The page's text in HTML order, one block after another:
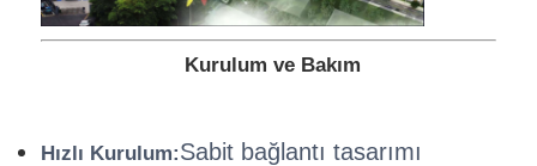
Kurulum ve Bakım
Hızlı Kurulum:Sabit bağlantı tasarımı